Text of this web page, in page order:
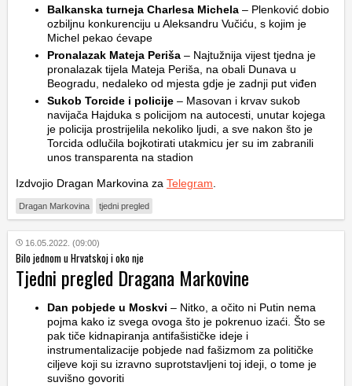
Balkanska turneja Charlesa Michela – Plenković dobio
ozbiljnu konkurenciju u Aleksandru Vučiću, s kojim je
Michel pekao ćevape
Pronalazak Mateja Periša – Najtužnija vijest tjedna je
pronalazak tijela Mateja Periša, na obali Dunava u
Beogradu, nedaleko od mjesta gdje je zadnji put viđen
Sukob Torcide i policije – Masovan i krvav sukob
navijača Hajduka s policijom na autocesti, unutar kojega
je policija prostrijelila nekoliko ljudi, a sve nakon što je
Torcida odlučila bojkotirati utakmicu jer su im zabranili
unos transparenta na stadion
Izdvojio Dragan Markovina za Telegram
Dragan Markovina tjedni pregled
16.05.2022. (09:00)
Bilo jednom u Hrvatskoj i oko nje
Tjedni pregled Dragana Markovine
Dan pobjede u Moskvi – Nitko, a očito ni Putin nema
pojma kako iz svega ovoga što je pokrenuo izaći. Što se
pak tiče kidnapiranja antifašističke ideje i
instrumentalizacije pobjede nad fašizmom za političke
ciljeve koji su izravno suprotstavljeni toj ideji, o tome je
suvišno govoriti